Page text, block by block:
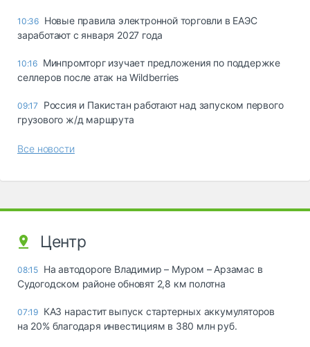
10:36 Новые правила электронной торговли в ЕАЭС
заработают с января 2027 года
10:16 Минпромторг изучает предложения по поддержке
селлеров после атак на Wildberries
09:17
Россия и Пакистан работают над запуском первого
грузового ж/д маршрута
Все новости
Центр
08:15 На автодороге Владимир – Муром – Арзамас в
Судогодском районе обновят 2,8 км полотна
07:19 КАЗ нарастит выпуск стартерных аккумуляторов
на 20% благодаря инвестициям в 380 млн руб.